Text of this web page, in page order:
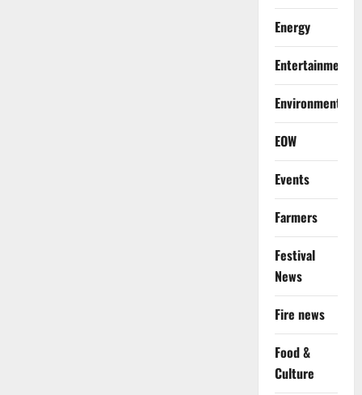
Energy
Entertainment
Environment
EOW
Events
Farmers
Festival
News
Fire news
Food &
Culture